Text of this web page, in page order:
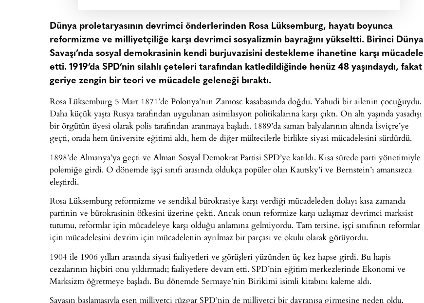
Dünya proletaryasının devrimci önderlerinden Rosa Lüksemburg, hayatı boyunca
reformizme ve milliyetçiliğe karşı devrimci sosyalizmin bayrağını yükseltti. Birinci Dünya
Savaşı’nda sosyal demokrasinin kendi burjuvazisini destekleme ihanetine karşı mücadele
etti. 1919’da SPD’nin silahlı çeteleri tarafından katledildiğinde henüz 48 yaşındaydı, fakat
geriye zengin bir teori ve mücadele geleneği bıraktı.
Rosa Lüksemburg 5 Mart 1871’de Polonya’nın Zamosc kasabasında doğdu. Yahudi bir ailenin çocuğuydu.
Daha küçük yaşta Rusya tarafından uygulanan asimilasyon politikalarına karşı çıktı. On altı yaşında yasadışı
bir örgütün üyesi olarak polis tarafından aranmaya başladı. 1889’da saman balyalarının altında İsviçre’ye
geçti, orada hem üniversite eğitimi aldı, hem de diğer mültecilerle birlikte siyasi mücadelesini sürdürdü.
1898’de Almanya’ya geçti ve Alman Sosyal Demokrat Partisi SPD’ye katıldı. Kısa sürede parti yönetimiyle
polemiğe girdi. O dönemde işçi sınıfı arasında oldukça popüler olan Kautsky’i ve Bernstein’ı amansızca
eleştirdi.
Rosa Lüksemburg reformizme ve sendikal bürokrasiye karşı verdiği mücadeleden dolayı kısa zamanda
partinin ve bürokrasinin öfkesini üzerine çekti. Ancak onun reformize karşı uzlaşmaz devrimci marksist
tutumu, reformlar için mücadeleye karşı olduğu anlamına gelmiyordu. Tam tersine, işçi sınıfının reformlar
için mücadelesini devrim için mücadelenin ayrılmaz bir parçası ve okulu olarak görüyordu.
1904 ile 1906 yılları arasında siyasi faaliyetleri ve görüşleri yüzünden üç kez hapse girdi. Bu hapis
cezalarının hiçbiri onu yıldırmadı; faaliyetlere devam etti. SPD’nin eğitim merkezlerinde Ekonomi ve
Marksizm öğretmeye başladı. Bu dönemde Sermaye’nin Birikimi isimli kitabını kaleme aldı.
Savaşın başlamasıyla esen milliyetçi rüzgar SPD’nin de milliyetçi bir davranışa girmesine neden oldu.